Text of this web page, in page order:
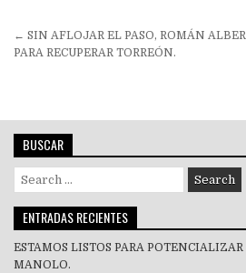
Navegación
de
← SIN AFLOJAR EL PASO, ROMÁN
PARA RECUPERAR TORREÓN.
BUSCAR
Search
for:
ENTRADAS RECIENTES
ESTAMOS LISTOS PARA
MANOLO.